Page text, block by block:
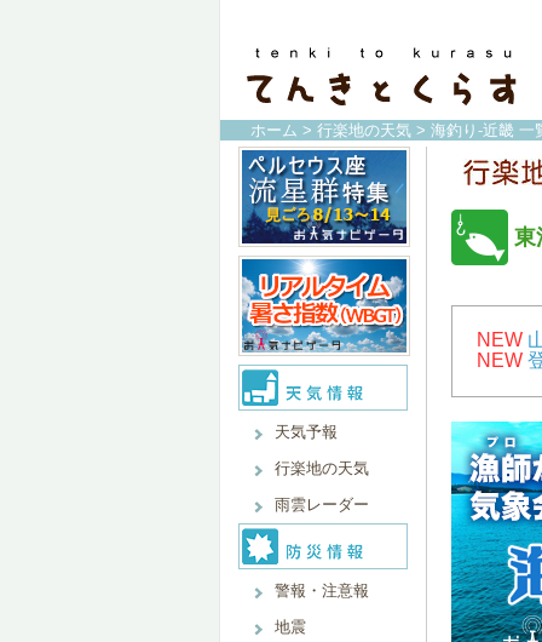
ホーム > 行楽地の天気 > 海釣り-近畿 一
天気予報
行楽地の天気
雨雲レーダー
警報・注意報
地震
東
NEW
NEW